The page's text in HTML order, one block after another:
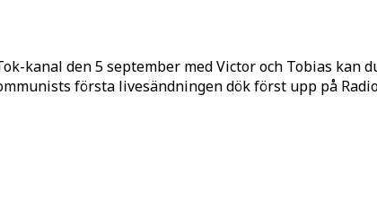
kanal den 5 september med Victor och Tobias kan
första livesändningen dök först upp på